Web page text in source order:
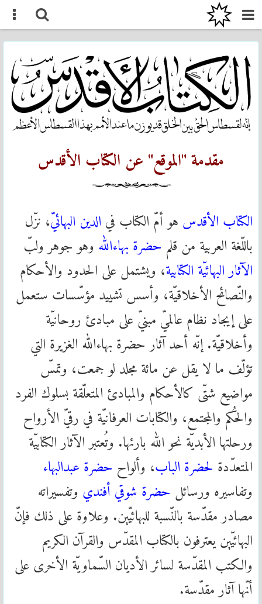
مقدمة "الموقع" عن الكتاب الأقدس
الكتاب الأقدس هو أمّ الكتاب في الدين البهائيّ، نزّل
باللّغة العربية من قلم حضرة بهاءالله وهو جوهر ولبّ
الآثار البهائيّة الكتابية، ويشتمل على الحدود والأحكام
والنّصائح الأخلاقيّة، وأسس تشييد مؤسّسات ستعمل
على إيجاد نظام عالميّ مبنيّ على مبادئ روحانيّة
وأخلاقيّة. إنّه أحد آثار حضرة بهاءالله الغزيرة التي
تؤلّف ما لا يقل عن مائة مجلد لو جمعت، وتمسّ
مواضيع شتّى كالأحكام والمبادئ المتعلّقة بسلوك الفرد
والحُكم والمجتمع، والكتابات العرفانيّة في رقيّ الأرواح
ورحلتها الأبديّة نحو الله بارئها. وتُعتبر الآثار الكتابيّة
المتعدّدة لحضرة الباب، وألواح حضرة عبدالبهاء
وتفاسيره ورسائل حضرة شوقي أفندي وتفسيراته
مصادر مقدّسة بالنّسبة للبهائيّين. وعلاوة على ذلك فإنّ
البهائيّين يعترفون بالكتاب المقدّس والقرآن الكريم
والكتب المقدّسة لسائر الأديان السّماويّة الأخرى على
أنّها آثار مقدّسة.